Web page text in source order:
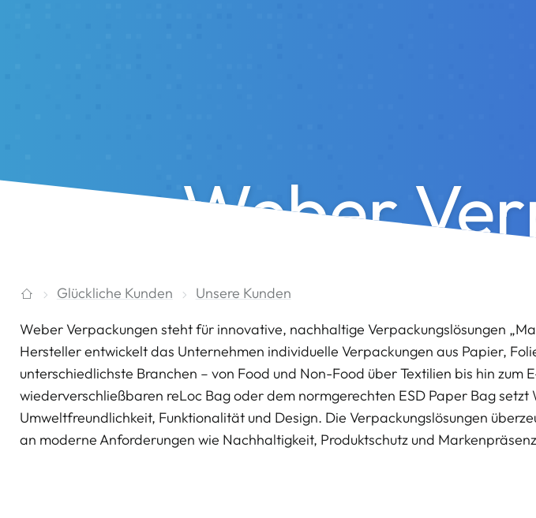
Weber
Glückliche Kunden Unsere Kunden
Weber Verpackungen steht für innovative, nachhaltige Verpackungslösungen
Hersteller entwickelt das Unternehmen individuelle Verpackungen aus Papier,
unterschiedlichste Branchen – von Food und Non-Food über Textilien bis hin zum
wiederverschließbaren reLoc Bag oder dem normgerechten ESD Paper Bag
Umweltfreundlichkeit, Funktionalität und Design. Die Verpackungslösungen
an moderne Anforderungen wie Nachhaltigkeit, Produktschutz und